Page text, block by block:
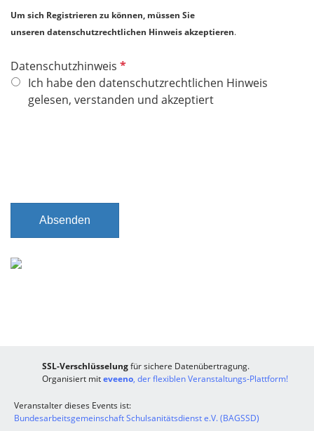
Um sich Registrieren zu können, müssen Sie
unseren datenschutzrechtlichen Hinweis akzeptieren.
Datenschutzhinweis P
f
l
e
Ich habe den datenschutzrechtlichen Hinweis
gelesen, verstanden und akzeptiert
Absenden
SSL-Verschlüsselungfür sichere Datenübertragung.
Organisiert miteveeno, der flexiblen Veranstaltungs-Plattform!
Veranstalter dieses Events ist:
Bundesarbeitsgemeinschaft Schulsanitätsdienst e.V. (BAGSSD)